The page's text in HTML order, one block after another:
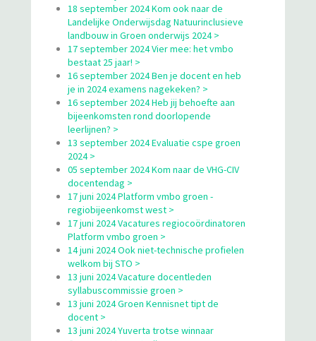
18 september 2024 Kom ook naar de
Landelijke Onderwijsdag Natuurinclusieve
landbouw in Groen onderwijs 2024 >
17 september 2024 Vier mee: het vmbo
bestaat 25 jaar! >
16 september 2024 Ben je docent en heb
je in 2024 examens nagekeken? >
16 september 2024 Heb jij behoefte aan
bijeenkomsten rond doorlopende
leerlijnen? >
13 september 2024 Evaluatie cspe groen
2024 >
05 september 2024 Kom naar de VHG-CIV
docentendag >
17 juni 2024 Platform vmbo groen -
regiobijeenkomst west >
17 juni 2024 Vacatures regiocoördinatoren
Platform vmbo groen >
14 juni 2024 Ook niet-technische profielen
welkom bij STO >
13 juni 2024 Vacature docentleden
syllabuscommissie groen >
13 juni 2024 Groen Kennisnet tipt de
docent >
13 juni 2024 Yuverta trotse winnaar